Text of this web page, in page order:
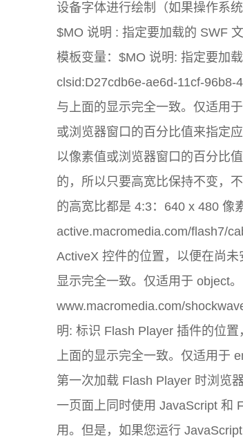
设备字体进行绘制（如果操作系
$MO 说明 : 指定要加载的 SWF
模板变量：$MO 说明: 指定要加
clsid:D27cdb6e-ae6d-11cf-96b8-
与上面的显示完全一致。仅适用
或浏览器窗口的百分比值来指定
以像素值或浏览器窗口的百分比
的，所以只要高宽比保持不变，
的高宽比都是 4:3：640 x 480 像
active.macromedia.com/flash7/
ActiveX 控件的位置，以便在尚
显示完全一致。仅适用于 object
www.macromedia.com/
明: 标识 Flash Player 插件的位
上面的显示完全一致。仅适用于
第一次加载 Flash Player 时浏览
一页面上同时使用 JavaScript 和
用。但是，如果您运行